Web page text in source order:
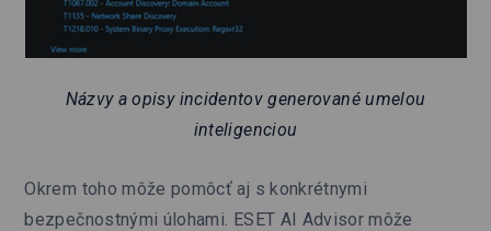
Názvy a opisy incidentov generované umelou
inteligenciou
Okrem toho môže pomôcť aj s konkrétnymi
bezpečnostnými úlohami. ESET AI Advisor môže